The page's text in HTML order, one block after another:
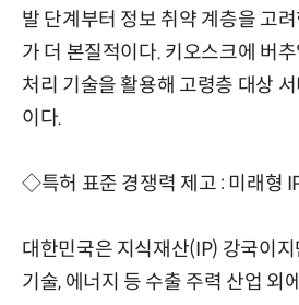
발 단계부터 정보 취약 계층을 고
가 더 본질적이다. 키오스크에 버
처리 기술을 활용해 고령층 대상
이다.
◇특허 표준 경쟁력 제고 : 미래형
대한민국은 지식재산(IP) 강국이
기술, 에너지 등 수출 주력 산업 외